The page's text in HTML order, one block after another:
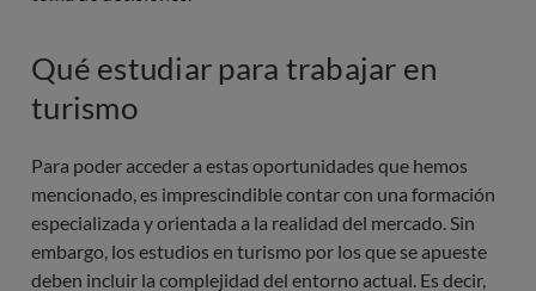
Qué estudiar para trabajar en
turismo
Para poder acceder a estas oportunidades que hemos
mencionado, es imprescindible contar con una formación
especializada y orientada a la realidad del mercado. Sin
embargo, los estudios en turismo por los que se apueste
deben incluir la complejidad del entorno actual. Es decir,